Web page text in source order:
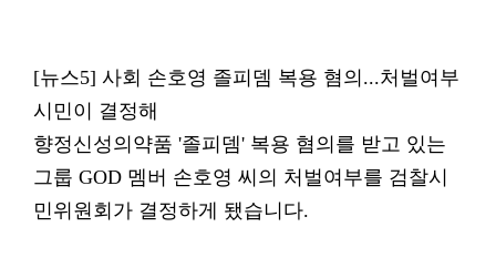
[뉴스5] 사회 손호영 졸피뎀 복용 혐의...처벌여부
시민이 결정해
향정신성의약품 '졸피뎀' 복용 혐의를 받고 있는
그룹 GOD 멤버 손호영 씨의 처벌여부를 검찰시
민위원회가 결정하게 됐습니다.